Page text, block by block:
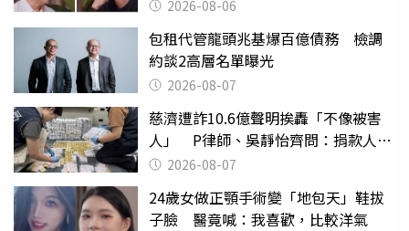
2026-08-06
包租代管龍頭兆基爆百億債務 檢調
約談2高層名單曝光
2026-08-07
慈濟遭詐10.6億聲明挨轟「不像被害
人」 P律師、吳靜怡齊問：捐款人有
權知道真相
2026-08-07
24歲女做正顎手術變「地包天」鞋拔
子臉 醫竟喊：我喜歡，比較洋氣